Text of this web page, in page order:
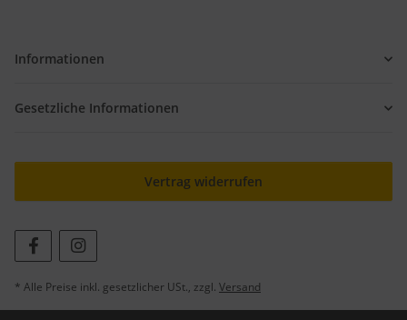
Informationen
Gesetzliche Informationen
Vertrag widerrufen
* Alle Preise inkl. gesetzlicher USt., zzgl. Versand